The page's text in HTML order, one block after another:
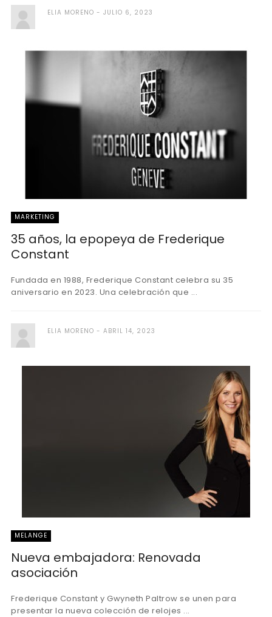
ELIA MORENO JULIO 6, 2023
MARKETING
35 años, la epopeya de Frederique
Constant
Fundada en 1988, Frederique Constant celebra su 35
aniversario en 2023. Una celebración que ...
ELIA MORENO ABRIL 14, 2023
MELANGE
Nueva embajadora: Renovada
asociación
Frederique Constant y Gwyneth Paltrow se unen para
presentar la nueva colección de relojes ...